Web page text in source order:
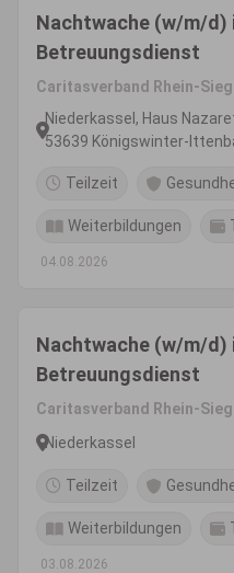
Nachtwache (w/m/d)
Betreuungsdienst
Caritasverband Rhein-Sieg
Niederkassel, Haus
53639 Königswinter-
Teilzeit
Weiterbildungen
04.08.2026
Nachtwache (w/m/d)
Betreuungsdienst
Caritasverband Rhein-Sieg
Niederkassel
Teilzeit
Weiterbildungen
03.08.2026